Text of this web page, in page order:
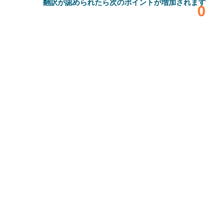
翻訳が認められたら次のポイントが増加されます
‎0